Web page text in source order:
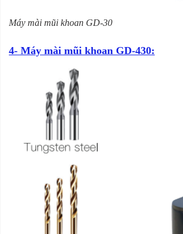
Máy mài mũi khoan GD-30
4- Máy mài mũi khoan GD-430: